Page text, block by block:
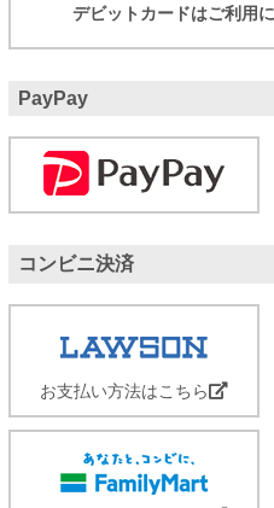
デビットカードはご利用
PayPay
コンビニ決済
お支払い方法はこちら